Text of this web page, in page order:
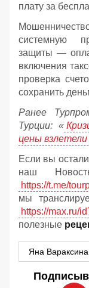
плату за
системную
защиты —
включения
проверка
сохранить
Ранее
Турции: «
цены взлетели
Если вы
наш
https://t.me/
мы
https://max.ru/
полезные
Яна Вараксина